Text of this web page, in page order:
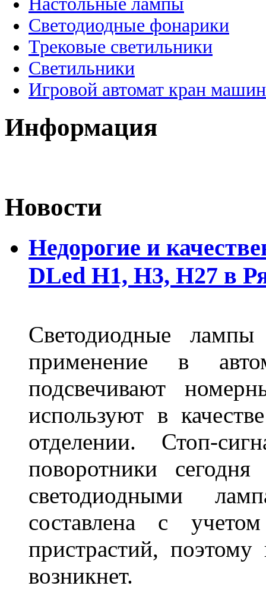
Светодиодные фонарики
Трековые светильники
Светильники
Игровой автомат кран
Информация
Новости
Недорогие и
DLed Н1, Н3, Н27 в
Светодиодные
применение в
подсвечивают
используют в
отделении. Стоп-
поворотники
светодиодными
составлена с
пристрастий,
возникнет.